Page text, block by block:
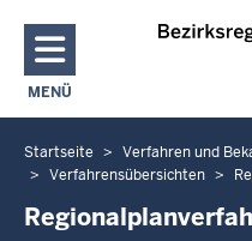
MENÜ
NAVIGATION AKTIVIEREN/
Sie
befinden
sich
Startseite
Verfahren und
Verfahrensübersichten